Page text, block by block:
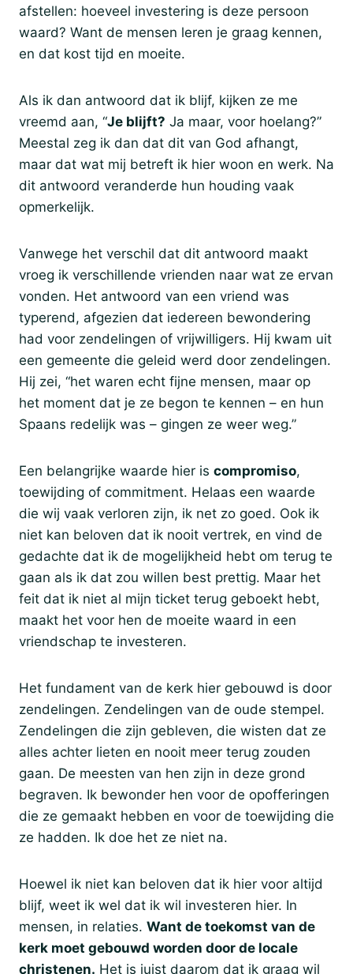
afstellen: hoeveel investering is deze persoon
waard? Want de mensen leren je graag kennen,
en dat kost tijd en moeite.
Als ik dan antwoord dat ik blijf, kijken ze me
vreemd aan, “Je blijft? Ja maar, voor hoelang?”
Meestal zeg ik dan dat dit van God afhangt,
maar dat wat mij betreft ik hier woon en werk. Na
dit antwoord veranderde hun houding vaak
opmerkelijk.
Vanwege het verschil dat dit antwoord maakt
vroeg ik verschillende vrienden naar wat ze ervan
vonden. Het antwoord van een vriend was
typerend, afgezien dat iedereen bewondering
had voor zendelingen of vrijwilligers. Hij kwam uit
een gemeente die geleid werd door zendelingen.
Hij zei, “het waren echt fijne mensen, maar op
het moment dat je ze begon te kennen – en hun
Spaans redelijk was – gingen ze weer weg.”
Een belangrijke waarde hier is compromiso,
toewijding of commitment. Helaas een waarde
die wij vaak verloren zijn, ik net zo goed. Ook ik
niet kan beloven dat ik nooit vertrek, en vind de
gedachte dat ik de mogelijkheid hebt om terug te
gaan als ik dat zou willen best prettig. Maar het
feit dat ik niet al mijn ticket terug geboekt hebt,
maakt het voor hen de moeite waard in een
vriendschap te investeren.
Het fundament van de kerk hier gebouwd is door
zendelingen. Zendelingen van de oude stempel.
Zendelingen die zijn gebleven, die wisten dat ze
alles achter lieten en nooit meer terug zouden
gaan. De meesten van hen zijn in deze grond
begraven. Ik bewonder hen voor de opofferingen
die ze gemaakt hebben en voor de toewijding die
ze hadden. Ik doe het ze niet na.
Hoewel ik niet kan beloven dat ik hier voor altijd
blijf, weet ik wel dat ik wil investeren hier. In
mensen, in relaties. Want de toekomst van de
kerk moet gebouwd worden door de locale
christenen. Het is juist daarom dat ik graag wil